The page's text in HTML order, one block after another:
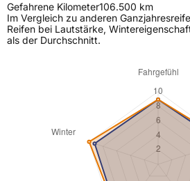
Gefahrene Kilometer106.500 km
Im Vergleich zu anderen
Reifen bei Lautstärke,
als der Durchschnitt.